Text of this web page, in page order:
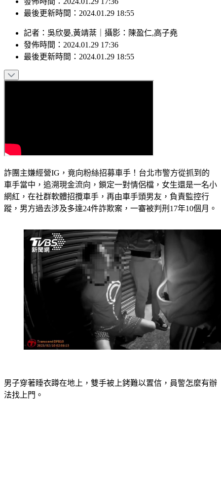
最後更新時間：2024.01.29 18:55
記者 ： 吳欣晏,黃靖棻 攝影 ： 陳盈仁,高子堯
發佈時間： 2024.01.29 17:36
最後更新時間： 2024.01.29 18:55
詐團主嫌經營IG，竟向粉絲招募車手！台北市警方從抓到的
車手當中，追溯現金流向，鎖定一對情侶檔，女生還是一名小
網紅，在社群軟體招攬車手，再由車手頭男友，負責監控行
蹤，男方過去涉及多達24件詐欺案，一審被判刑17年10個月。
男子穿著睡衣蹲在地上，雙手被上銬難以置信，員警怎麼有辦
法找上門。